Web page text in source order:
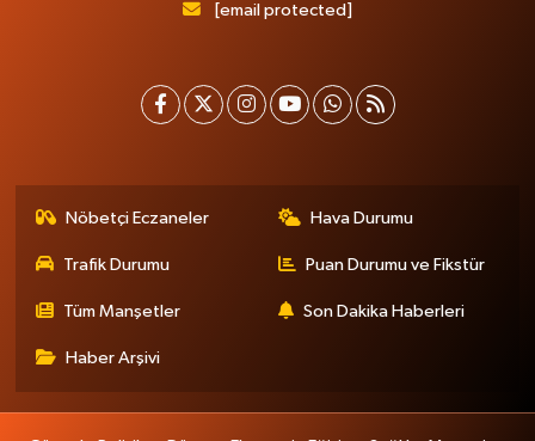
[email protected]
Nöbetçi Eczaneler Hava Durumu
Trafik Durumu Puan Durumu ve Fikstür
Tüm Manşetler Son Dakika Haberleri
Haber Arşivi